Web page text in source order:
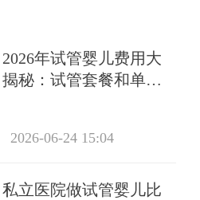
2026年试管婴儿费用大
揭秘：试管套餐和单项
2026-06-24 15:04
私立医院做试管婴儿比